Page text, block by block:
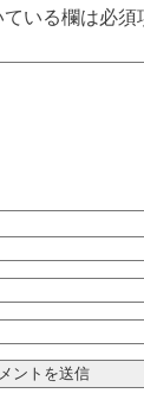
ている欄は必須